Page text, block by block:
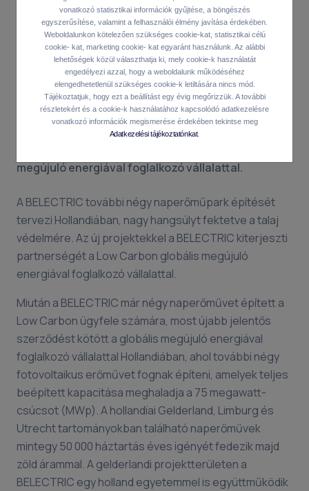
vonatkozó statisztikai információk gyűjtése, a böngészés
egyszerűsítése, valamint a felhasználói élmény javítása érdekében.
Weboldalunkon kötelezően szükséges cookie-kat, statisztikai célú
cookie- kat, marketing cookie- kat egyaránt használunk. Az alábbi
lehetőségek közül választhatja ki, mely cookie-k használatát
engedélyezi azzal, hogy a weboldalunk működéséhez
elengedhetetlenül szükséges cookie-k letiltására nincs mód.
Tájékoztatjuk, hogy ezt a beállítást egy évig megőrizzük. A további
részletekért és a cookie-k használatához kapcsolódó adatkezelésre
vonatkozó információk megismerése érdekében tekintse meg
Adatkezelési tájékoztatónkat.
A BELECTRIC négy újabb
napelemparkkal bővíti hollandiai
portfólióját
A BELECTRIC további négy naperőműpark építését
tervezi Hollandiában, nagy hangsúlyt fektetve a
talaj védelmére. Az új projektekkel a BELECTRIC
megújuló energiával foglalkozó vállalattal.
A BELECTRIC további négy naperőműpark építését
tervezi Hollandiában, nagy hangsúlyt fektetve a talaj
védelmére. Az új projektekkel a BELECTRIC kiterjeszti
partnerségét a Low Carbon globális megújuló
energiával foglalkozó vállalattal.
Miután a BELECTRIC már négy naperőművet épített a
Low Carbon ügyfele számára, most újabb jelentős
szerződést kötött a globális megújuló energiával
foglalkozó vállalattal Hollandiában, ahol további négy
fotovoltaikus erőművet fognak építeni, amelyek teljes
beépített kapacitása meghaladja a 75 megawatt-
csúcsot (MWp). A hollandiai Gelderland, Limburg és
Utrecht tartományokban található naperőművek
mintegy 50 000 háztartás éves igényét fedezik majd
zöld árammal. A gelderlandi projektterületen a
BELECTRIC egy holland egyetemmel is együttműködik